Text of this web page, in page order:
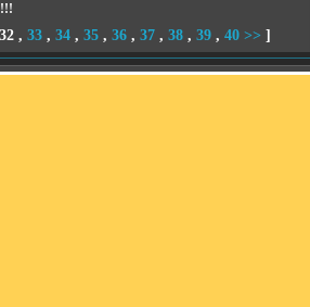
32, 33, 34, 35, 36, 37, 38, 39, 40 >> ]